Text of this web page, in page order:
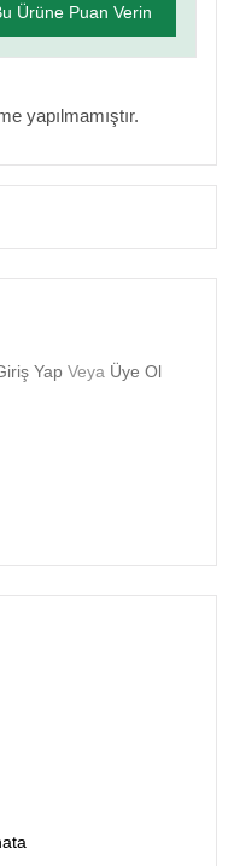
Ürüne Puan Verin
yapılmamıştır.
Yap Veya Üye Ol